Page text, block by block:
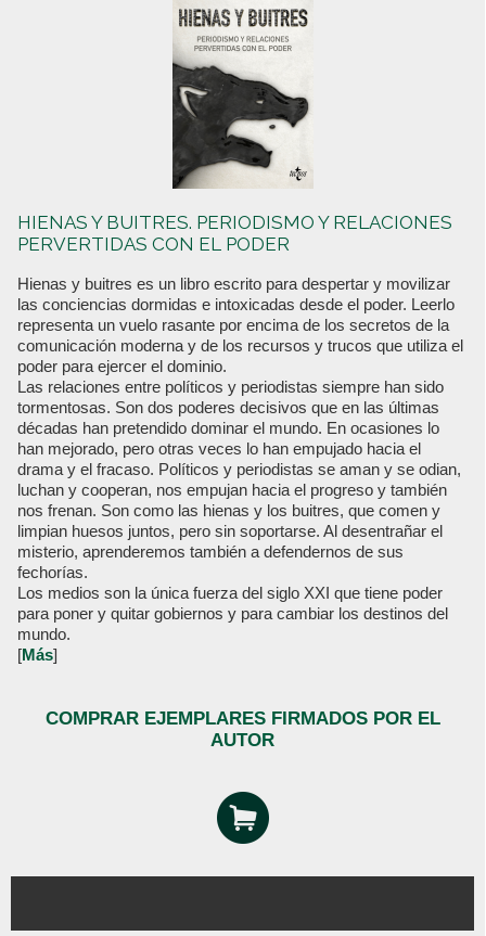
HIENAS Y BUITRES. PERIODISMO Y RELACIONES
PERVERTIDAS CON EL PODER
Hienas y buitres es un libro escrito para despertar y movilizar
las conciencias dormidas e intoxicadas desde el poder. Leerlo
representa un vuelo rasante por encima de los secretos de la
comunicación moderna y de los recursos y trucos que utiliza el
poder para ejercer el dominio.
Las relaciones entre políticos y periodistas siempre han sido
tormentosas. Son dos poderes decisivos que en las últimas
décadas han pretendido dominar el mundo. En ocasiones lo
han mejorado, pero otras veces lo han empujado hacia el
drama y el fracaso. Políticos y periodistas se aman y se odian,
luchan y cooperan, nos empujan hacia el progreso y también
nos frenan. Son como las hienas y los buitres, que comen y
limpian huesos juntos, pero sin soportarse. Al desentrañar el
misterio, aprenderemos también a defendernos de sus
fechorías.
Los medios son la única fuerza del siglo XXI que tiene poder
para poner y quitar gobiernos y para cambiar los destinos del
mundo.
[Más]
COMPRAR EJEMPLARES FIRMADOS POR EL
AUTOR